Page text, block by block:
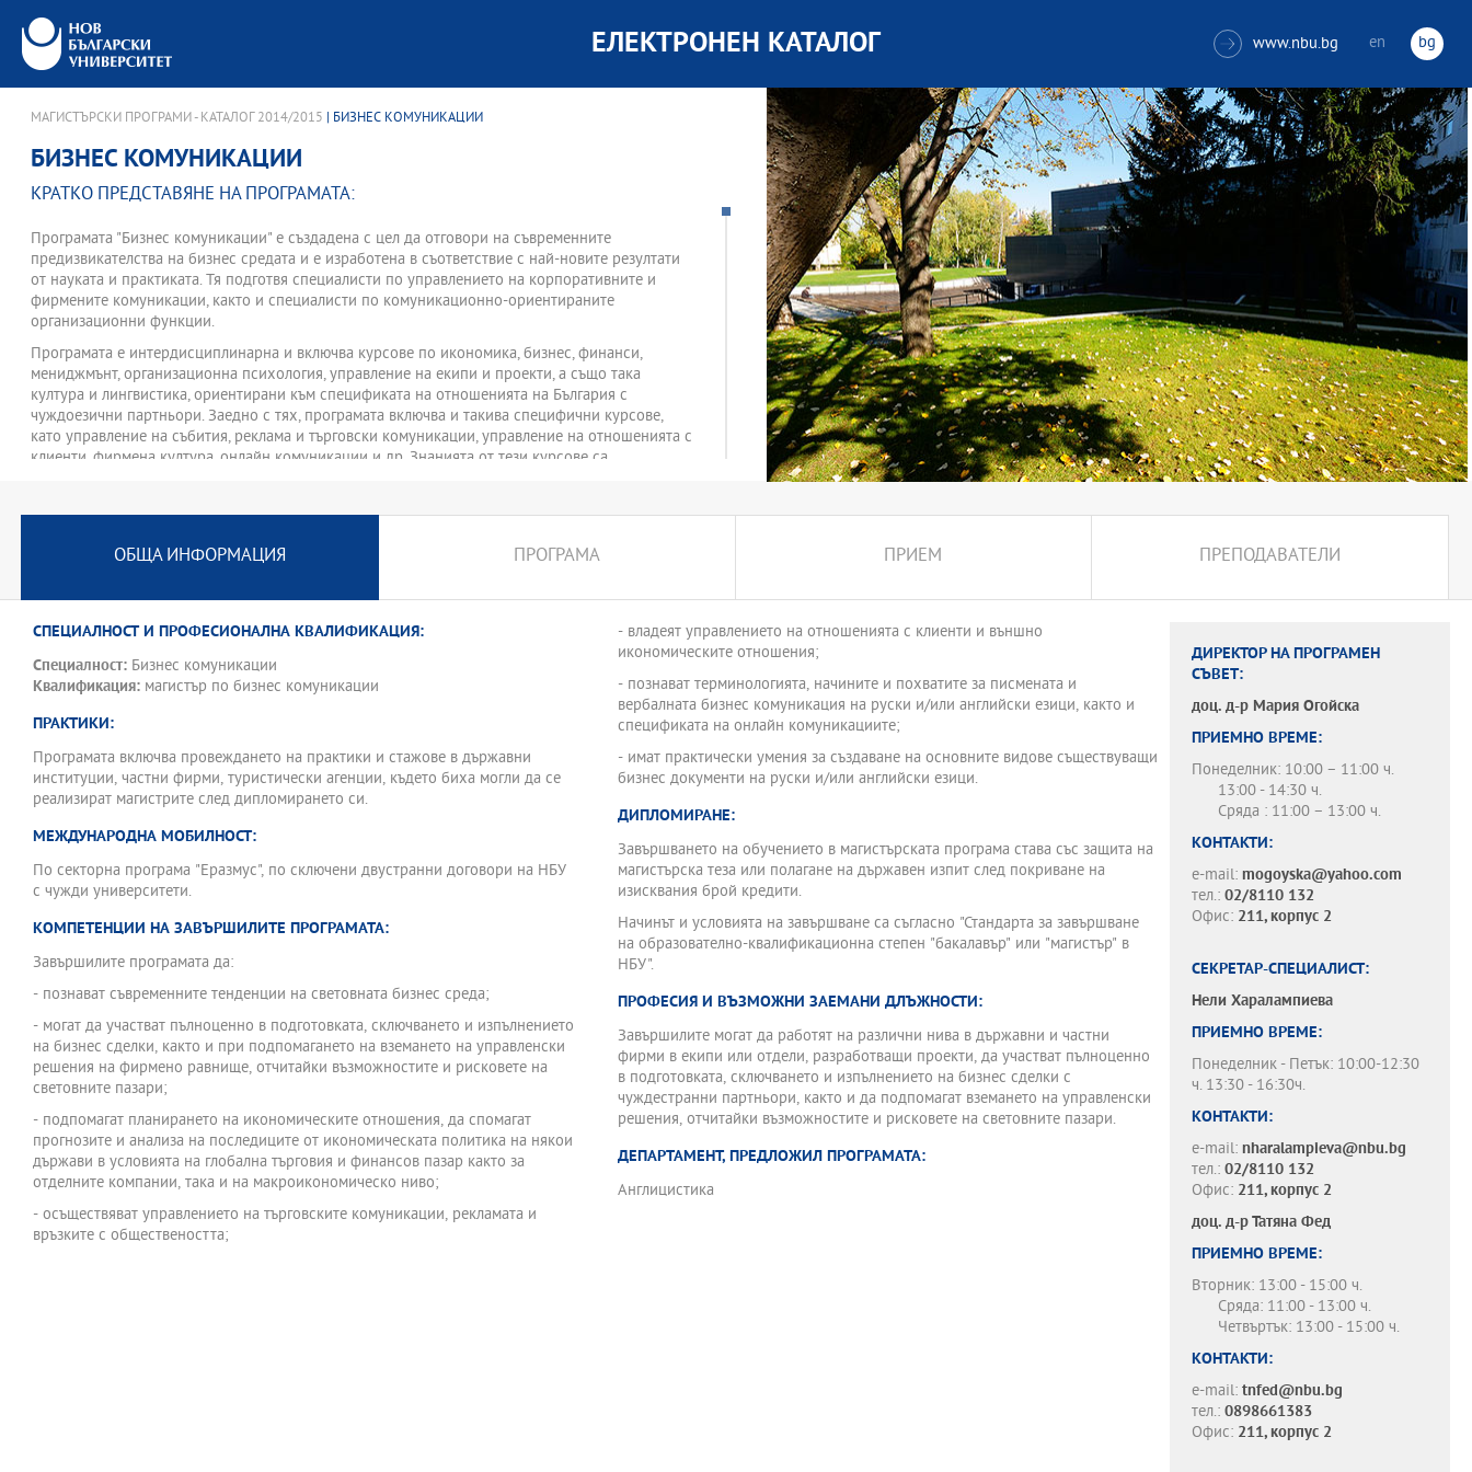
ЕЛЕКТРОНЕН КАТАЛОГ  www.nbu.bg en bg
МАГИСТЪРСКИ ПРОГРАМИ - КАТАЛОГ 2014/2015 | БИЗНЕС КОМУНИКАЦИИ
БИЗНЕС КОМУНИКАЦИИ
КРАТКО ПРЕДСТАВЯНЕ НА ПРОГРАМАТА:
Програмата "Бизнес комуникации" е създадена с цел да отговори на съвременните
предизвикателства на бизнес средата и е изработена в съответствие с най-новите резултати
от науката и практиката. Тя подготвя специалисти по управлението на корпоративните и
фирмените комуникации, както и специалисти по комуникационно-ориентираните
организационни функции.
Програмата е интердисциплинарна и включва курсове по икономика, бизнес, финанси,
мениджмънт, организационна психология, управление на екипи и проекти, а също така
култура и лингвистика, ориентирани към спецификата на отношенията на България с
чуждоезични партньори. Заедно с тях, програмата включва и такива специфични курсове,
като управление на събития, реклама и търговски комуникации, управление на отношенията с
клиенти, фирмена култура, онлайн комуникации и др. Знанията от тези курсове са
преговори, консултации и съвместни дейности, базирани на добро познаване на културни,
Програмата предлага надграждащ семестър за кандидати с образователно-квалификационна
степен "професионален бакалавър по..." в професионално направление 3.7. Адмиинстрация и
управление.
ОБЩА ИНФОРМАЦИЯ ПРОГРАМА ПРИЕМ ПРЕПОДАВАТЕЛИ
СПЕЦИАЛНОСТ И ПРОФЕСИОНАЛНА КВАЛИФИКАЦИЯ:
Специалност: Бизнес комуникации
Квалификация: магистър по бизнес комуникации
ПРАКТИКИ:
Програмата включва провеждането на практики и стажове в държавни
институции, частни фирми, туристически агенции, където биха могли да се
реализират магистрите след дипломирането си.
МЕЖДУНАРОДНА МОБИЛНОСТ:
По секторна програма "Еразмус", по сключени двустранни договори на НБУ
с чужди университети.
КОМПЕТЕНЦИИ НА ЗАВЪРШИЛИТЕ ПРОГРАМАТА:
Завършилите програмата да:
- познават съвременните тенденции на световната бизнес среда;
- могат да участват пълноценно в подготовката, сключването и изпълнението
на бизнес сделки, както и при подпомагането на вземането на управленски
решения на фирмено равнище, отчитайки възможностите и рисковете на
световните пазари;
- подпомагат планирането на икономическите отношения, да спомагат
прогнозите и анализа на последиците от икономическата политика на някои
държави в условията на глобална търговия и финансов пазар както за
отделните компании, така и на макроикономическо ниво;
- осъществяват управлението на търговските комуникации, рекламата и
връзките с обществеността;
- владеят управлението на отношенията с клиенти и външно
икономическите отношения;
- познават терминологията, начините и похватите за писмената и
вербалната бизнес комуникация на руски и/или английски езици, както и
спецификата на онлайн комуникациите;
- имат практически умения за създаване на основните видове съществуващи
бизнес документи на руски и/или английски езици.
ДИПЛОМИРАНЕ:
Завършването на обучението в магистърската програма става със защита на
магистърска теза или полагане на държавен изпит след покриване на
изисквания брой кредити.
Начинът и условията на завършване са съгласно "Стандарта за завършване
на образователно-квалификационна степен "бакалавър" или "магистър" в
НБУ".
ПРОФЕСИЯ И ВЪЗМОЖНИ ЗАЕМАНИ ДЛЪЖНОСТИ:
Завършилите могат да работят на различни нива в държавни и частни
фирми в екипи или отдели, разработващи проекти, да участват пълноценно
в подготовката, сключването и изпълнението на бизнес сделки с
чуждестранни партньори, както и да подпомагат вземането на управленски
решения, отчитайки възможностите и рисковете на световните пазари.
ДЕПАРТАМЕНТ, ПРЕДЛОЖИЛ ПРОГРАМАТА:
Англицистика
ДИРЕКТОР НА ПРОГРАМЕН
СЪВЕТ:
доц. д-р Мария Огойска
ПРИЕМНО ВРЕМЕ:
Понеделник: 10:00 – 11:00 ч.
13:00 - 14:30 ч.
Сряда : 11:00 – 13:00 ч.
КОНТАКТИ:
e-mail: mogoyska@yahoo.com
тел.: 02/8110 132
Офис: 211, корпус 2
СЕКРЕТАР-СПЕЦИАЛИСТ:
Нели Харалампиева
ПРИЕМНО ВРЕМЕ:
Понеделник - Петък: 10:00-12:30
ч. 13:30 - 16:30ч.
КОНТАКТИ:
e-mail: nharalampieva@nbu.bg
тел.: 02/8110 132
Офис: 211, корпус 2
доц. д-рТатяна Фед
ПРИЕМНО ВРЕМЕ:
Вторник: 13:00 - 15:00 ч.
Сряда: 11:00 - 13:00 ч.
Четвъртък: 13:00 - 15:00 ч.
КОНТАКТИ:
e-mail: tnfed@nbu.bg
тел.: 0898661383
Офис: 211, корпус 2